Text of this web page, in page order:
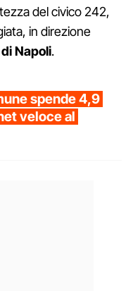
del civico 242,
in direzione
Napoli.
spende 4,9
veloce al